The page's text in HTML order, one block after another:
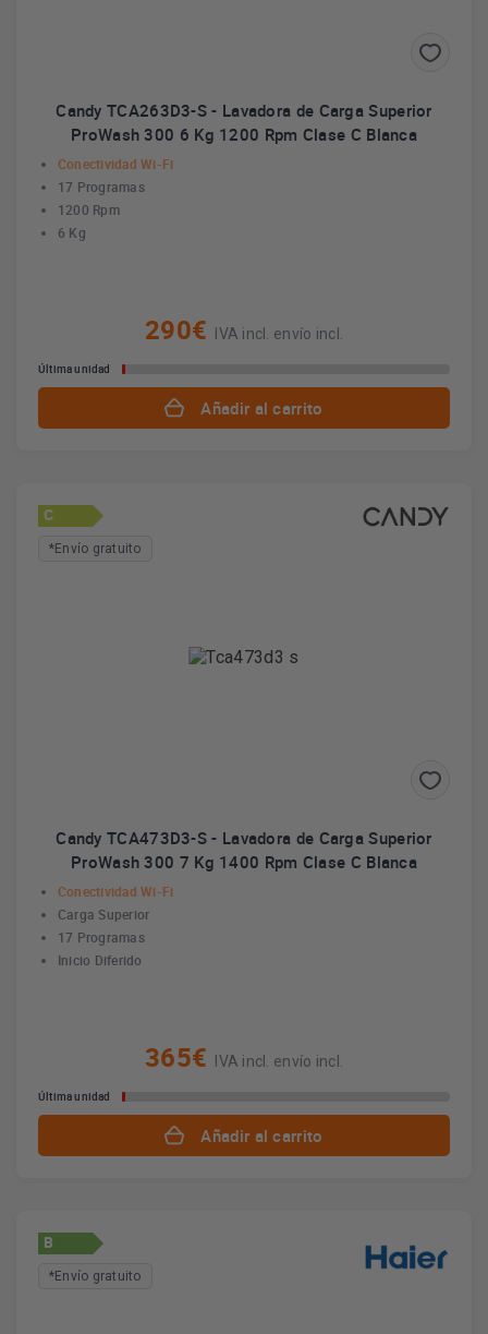
Candy TCA263D3-S - Lavadora de Carga Superior
ProWash 300 6 Kg 1200 Rpm Clase C Blanca
Conectividad Wi-Fi
17 Programas
1200 Rpm
6 Kg
290€ IVA incl. envío incl.
Última unidad
Añadir al carrito
C
*Envío gratuito
Candy TCA473D3-S - Lavadora de Carga Superior
ProWash 300 7 Kg 1400 Rpm Clase C Blanca
Conectividad Wi-Fi
Carga Superior
17 Programas
Inicio Diferido
365€ IVA incl. envío incl.
Última unidad
Añadir al carrito
B
*Envío gratuito